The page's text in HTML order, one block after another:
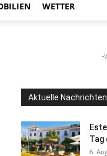
WETTER
-
Aktuelle Nachrichten
Tag
6.